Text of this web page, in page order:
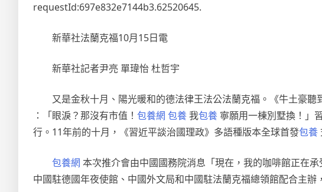
requestId:697e832e7144b3.62520645.
新華社法蘭克福10月15日電
新華社記者尹亮 單瑋怡 杜哲宇
又是金秋十月、陽光暖和的德法律王法公法蘭克福。《牛土豪
：「眼淚？那沒有市值！ 包養網 包養我包養 寧願用一棟別墅換！」
行。11年前的十月，《習近平談治國理政》多語種版本全球首發包養
包養網 本次推介會由中國國務院消息「現在，我的咖啡館正在
中國駐德國年夜使館、中國外文局和中國駐法蘭克福總領館配合主辦